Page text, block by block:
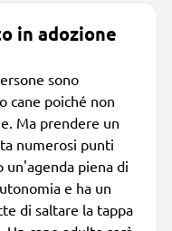
in adozione
sono
cane poiché non
Ma prendere un
numerosi punti
piena di
e ha un
di saltare la tappa